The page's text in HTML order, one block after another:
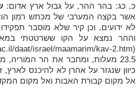
כ, כג: בהר ההר, על גבול ארץ אדום:
אשר בקצה המערבי של מכתש רמון
וההר נמצא על הקו ששרטטתי
(
daat/israel/maamarim/kav-2.htm
23.5 מעלות, ומחבר את הר
כיוון שנגזר על אהרן לא להיכנס
אל מקום קבורת האבות ואל מקום